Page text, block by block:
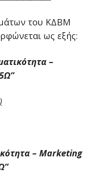
του ΚΔΒΜ
ως εξής:
–
– Marketing